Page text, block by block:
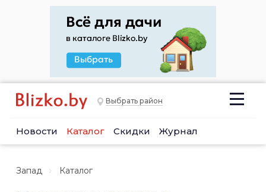
Выбрать район
Новости Каталог Скидки Журнал
Запад Каталог